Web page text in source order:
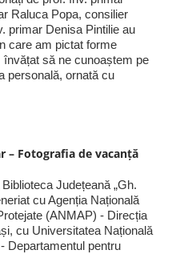
Raluca Popa, consilier
primar Denisa Pintilie au
care am pictat forme
să ne cunoaștem pe
personală, ornată cu
– Fotografia de vacanță
Județeană „Gh.
cu Agenția Națională
(ANMAP) - Direcția
cu Universitatea Națională
Departamentul pentru